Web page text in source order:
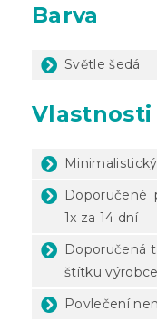
Barva
Světle šedá
Vlastnosti
Doporučené
1x za 14 dní
Doporučená
štítku
Povlečení